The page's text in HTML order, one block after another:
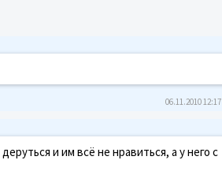
06.11.2010 12:17
и им всё не нравиться, а у него с